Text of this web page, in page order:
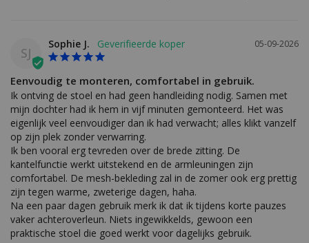
SJ
05-09-2026
Sophie J.
Eenvoudig te monteren, comfortabel in gebruik.
Ik ontving de stoel en had geen handleiding nodig. Samen met
mijn dochter had ik hem in vijf minuten gemonteerd. Het was
eigenlijk veel eenvoudiger dan ik had verwacht; alles klikt vanzelf
op zijn plek zonder verwarring.
Ik ben vooral erg tevreden over de brede zitting. De
kantelfunctie werkt uitstekend en de armleuningen zijn
comfortabel. De mesh-bekleding zal in de zomer ook erg prettig
zijn tegen warme, zweterige dagen, haha.
Na een paar dagen gebruik merk ik dat ik tijdens korte pauzes
vaker achteroverleun. Niets ingewikkelds, gewoon een
praktische stoel die goed werkt voor dagelijks gebruik.